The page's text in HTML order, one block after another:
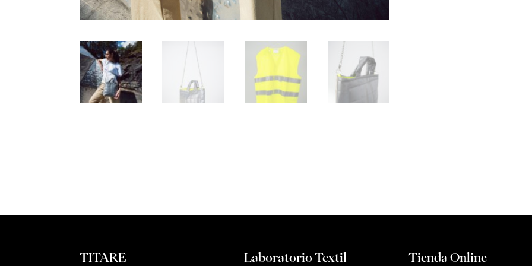
TITARE
Laboratorio Textil Tienda Online